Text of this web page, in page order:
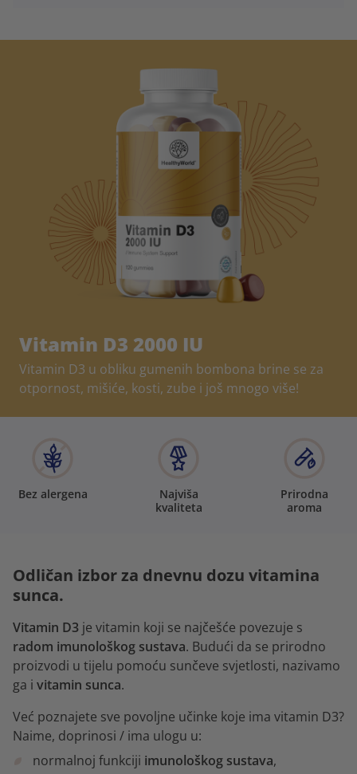
Vitamin D3 2000 IU
Vitamin D3 u obliku gumenih bombona brine se za
otpornost, mišiće, kosti, zube i još mnogo više!
Bez alergena
Najviša
kvaliteta
Prirodna
aroma
Odličan izbor za dnevnu dozu vitamina
sunca.
Vitamin D3 je vitamin koji se najčešće povezuje s
radom imunološkog sustava. Budući da se prirodno
proizvodi u tijelu pomoću sunčeve svjetlosti, nazivamo
ga i vitamin sunca.
Već poznajete sve povoljne učinke koje ima vitamin D3?
Naime, doprinosi / ima ulogu u:
normalnoj funkciji imunološkog sustava,